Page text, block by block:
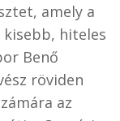
amely a
kisebb, hiteles
Benő
röviden
az